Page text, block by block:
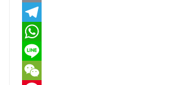
c
e
b
o
w
t
t
E
m
a
T
e
W
h
L